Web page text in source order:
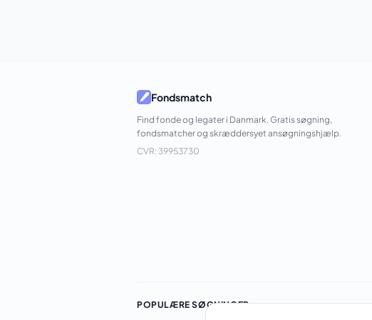
Fondsmatch
Find fonde og legater i Danmark. Gratis søgning,
fondsmatcher og skræddersyet ansøgningshjælp.
CVR: 39953730
POPULÆRE SØGNINGER